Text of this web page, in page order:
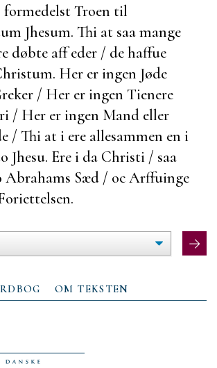
formedelst Troen til
Jhesum. Thi at saa mange
døbte aff eder / de haffue
Her er ingen Jøde
/ Her er ingen Tienere
/ Her er ingen Mand eller
/ Thi at i ere allesammen en i
Jhesu. Ere i da Christi / saa
Abrahams Sæd / oc Arffuinge
OM TEKSTEN